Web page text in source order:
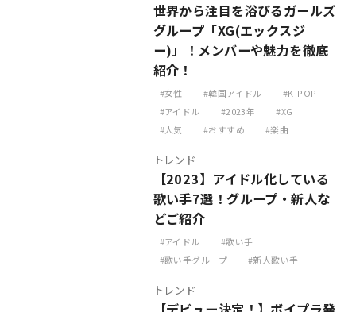
世界から注目を浴びるガールズ
グループ「XG(エックスジ
ー)」！メンバーや魅力を徹底
紹介！
女性 韓国アイドル
K-POP
アイドル
2023年
XG
人気
おすすめ 楽曲
トレンド
【2023】アイドル化している
歌い手7選！グループ・新人な
どご紹介
アイドル
歌い手
歌い手グループ
新人歌い手
トレンド